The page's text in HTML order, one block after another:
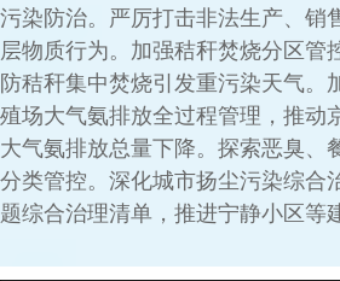
污染防治。严厉打击非法生产、销
层物质行为。加强秸秆焚烧分区管
防秸秆集中焚烧引发重污染天气。
殖场大气氨排放全过程管理，推动
大气氨排放总量下降。探索恶臭、
分类管控。深化城市扬尘污染综合
题综合治理清单，推进宁静小区等